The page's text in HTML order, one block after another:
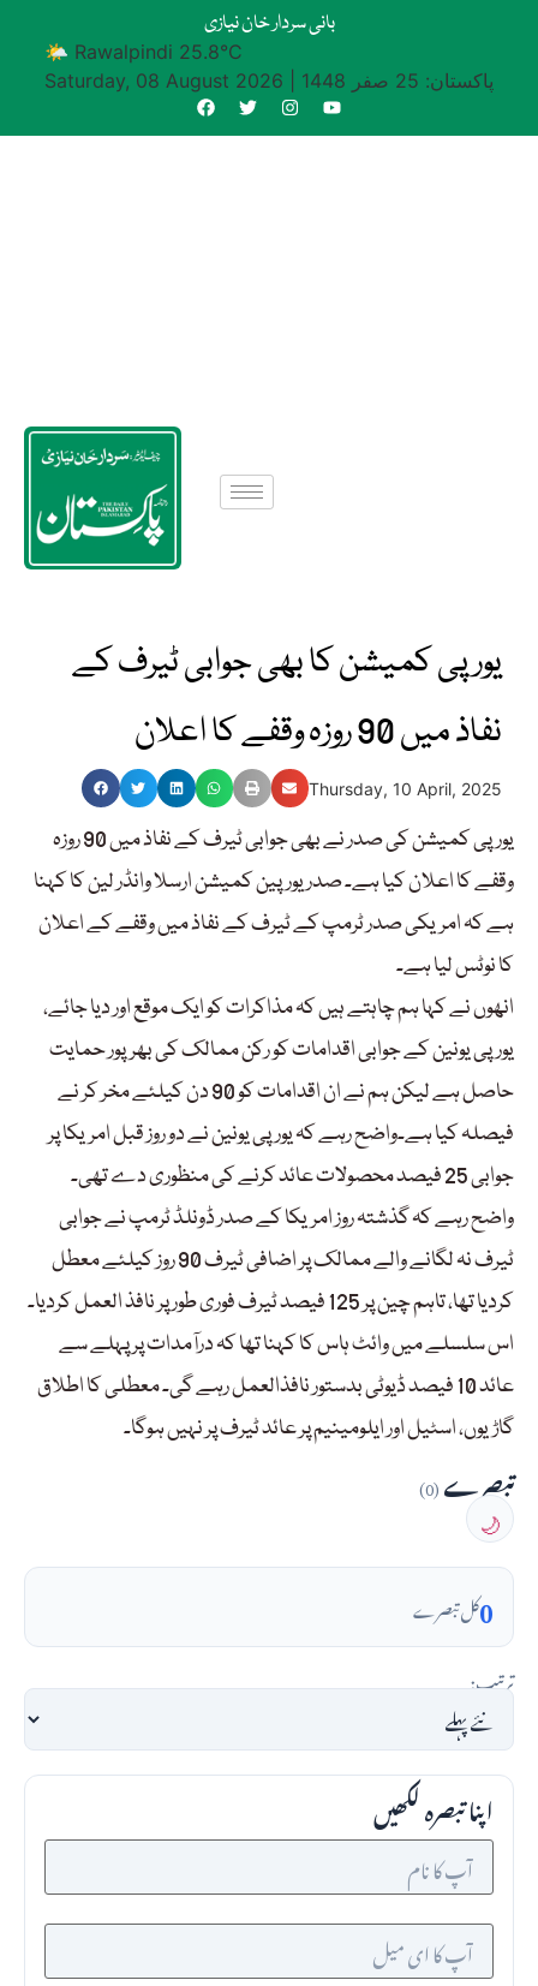
بانی سردار خان نیازی
🌤 Rawalpindi 25.8°C
Saturday, 08 August 2026
پاکستان: 25 صفر 1448
یورپی کمیشن کا بھی جوابی ٹیرف کے
نفاذ میں 90 روزہ وقفے کا اعلان
Thursday, 10 April, 2025
یورپی کمیشن کی صدر نے بھی جوابی ٹیرف کے نفاذ میں 90 روزہ
وقفے کا اعلان کیا ہے۔ صدر یورپین کمیشن ارسلا وانڈر لین کا کہنا
ہے کہ امریکی صدر ٹرمپ کے ٹیرف کے نفاذ میں وقفے کے اعلان
کا نوٹس لیا ہے۔
انھوں نے کہا ہم چاہتے ہیں کہ مذاکرات کو ایک موقع اور دیا جائے،
یورپی یونین کے جوابی اقدامات کو رکن ممالک کی بھرپور حمایت
حاصل ہے لیکن ہم نے ان اقدامات کو 90 دن کیلئے مخر کر نے
فیصلہ کیا ہے۔واضح رہے کہ یورپی یونین نے دو روز قبل امریکا پر
جوابی 25 فیصد محصولات عائد کرنے کی منظوری دے تھی۔
واضح رہے کہ گذشتہ روز امریکا کے صدر ڈونلڈ ٹرمپ نے جوابی
ٹیرف نہ لگانے والے ممالک پر اضافی ٹیرف 90 روز کیلئے معطل
کردیا تھا، تاہم چین پر 125 فیصد ٹیرف فوری طور پر نافذ العمل کردیا۔
اس سلسلے میں وائٹ ہاس کا کہنا تھا کہ درآمدات پر پہلے سے
عائد 10 فیصد ڈیوٹی بدستور نافذالعمل رہے گی۔ معطلی کا اطلاق
گاڑیوں، اسٹیل اور ایلومینیم پر عائد ٹیرف پر نہیں ہوگا۔
تبصرے(0)
🌙
0کل تبصرے
ترتیب:
اپنا تبصرہ لکھیں